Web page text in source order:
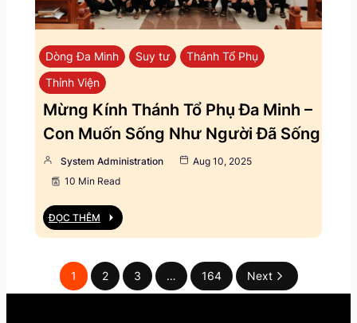
Dòng Đa Minh Suy tư
Thánh Tổ Phụ
Thỉnh Viện
Mừng Kính Thánh Tổ Phụ Đa Minh –
Con Muốn Sống Như Người Đã Sống
System Administration
Aug 10, 2025
10 Min Read
ĐỌC THÊM
1 2 3 … 164 Next